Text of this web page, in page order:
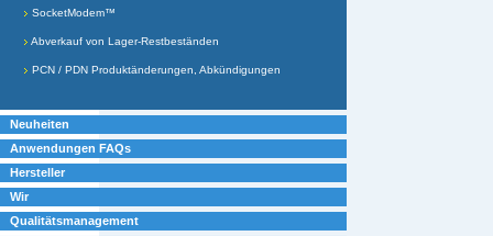
SocketModem™
Abverkauf von Lager-Restbeständen
PCN / PDN Produktänderungen, Abkündigungen
Neuheiten
Anwendungen FAQs
Hersteller
Wir
Qualitätsmanagement